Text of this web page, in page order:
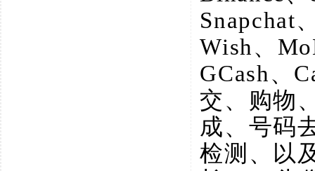
Snapchat
Wish、
GCash、
交、购物
成、号码
检测、以